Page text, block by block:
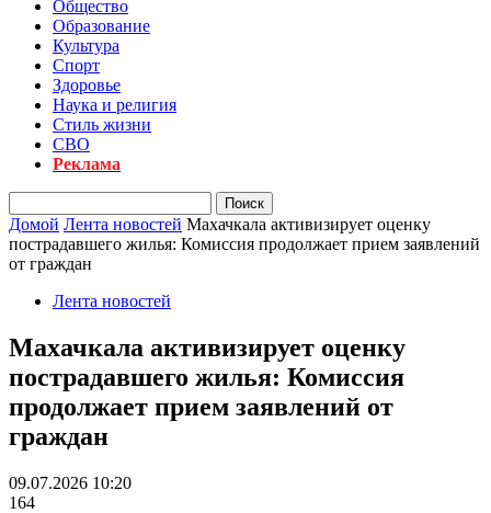
Общество
Образование
Культура
Спорт
Здоровье
Наука и религия
Стиль жизни
СВО
Реклама
Домой Лента новостей Махачкала активизирует оценку
пострадавшего жилья: Комиссия продолжает прием заявлений
от граждан
Лента новостей
Махачкала активизирует оценку
пострадавшего жилья: Комиссия
продолжает прием заявлений от
граждан
09.07.2026 10:20
164